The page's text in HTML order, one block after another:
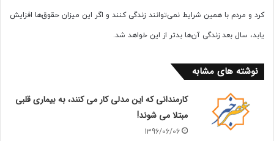
کرد و مردم با همین شرایط نمی‌توانند زندگی کنند و اگر این میزان حقوق‌ها افزایش
یابد، سال بعد زندگی آن‌ها بدتر از این خواهد شد.
نوشته های مشابه
کارمندانی که این مدلی کار می کنند، به بیماری قلبی
مبتلا می شوند!
1396/06/06